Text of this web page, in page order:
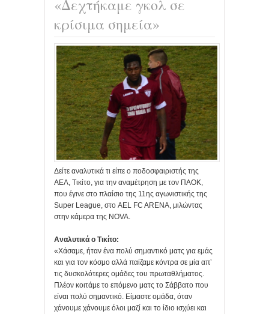
«Δεχτήκαμε γκολ σε
κρίσιμα σημεία»
Δείτε αναλυτικά τι είπε ο ποδοσφαιριστής της
ΑΕΛ, Τικίτο, για την αναμέτρηση με τον ΠΑΟΚ,
που έγινε στο πλαίσιο της 11ης αγωνιστικής της
Super League, στο AEL FC ARENA, μιλώντας
στην κάμερα της NOVA.
Αναλυτικά ο Τικίτο:
«Χάσαμε, ήταν ένα πολύ σημαντικό ματς για εμάς
και για τον κόσμο αλλά παίζαμε κόντρα σε μία απ’
τις δυσκολότερες ομάδες του πρωταθλήματος.
Πλέον κοιτάμε το επόμενο ματς το Σάββατο που
είναι πολύ σημαντικό. Είμαστε ομάδα, όταν
χάνουμε χάνουμε όλοι μαζί και το ίδιο ισχύει και